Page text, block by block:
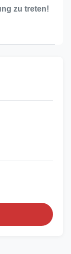
zu treten!